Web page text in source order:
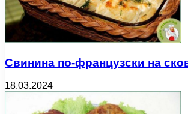
Свинина по-французски на
18.03.2024